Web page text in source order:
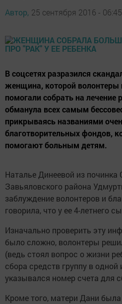
Автор, 25 сентября 2016 - 06:45
В соцсетях разразился
женщина, которой волонтеры
помогали собрать на лечение
обманула всех самым
прикрываясь названиями
благотворительных фондов,
помогают больным детям.
Наталье Динеевой из починка
Завьяловского района
заблуждение волонтеров и
говорила, что у ее 4-летнего
Изначально проверить эту
было сложно, волонтеры
(ведь стоял вопрос о жизни
сбора средств группу в одной
указывался номер счета для
Кроме того, матери Дани была